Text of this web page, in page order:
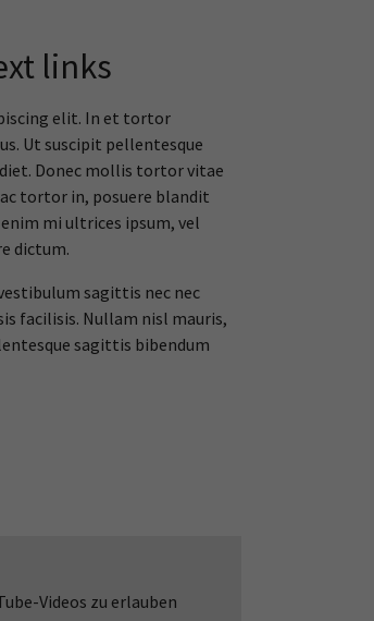
links
elit. In et tortor
Ut suscipit pellentesque
Donec mollis tortor vitae
tortor in, posuere blandit
mi ultrices ipsum, vel
dictum.
sagittis nec nec
facilisis. Nullam nisl mauris,
sagittis bibendum
Videos zu erlauben